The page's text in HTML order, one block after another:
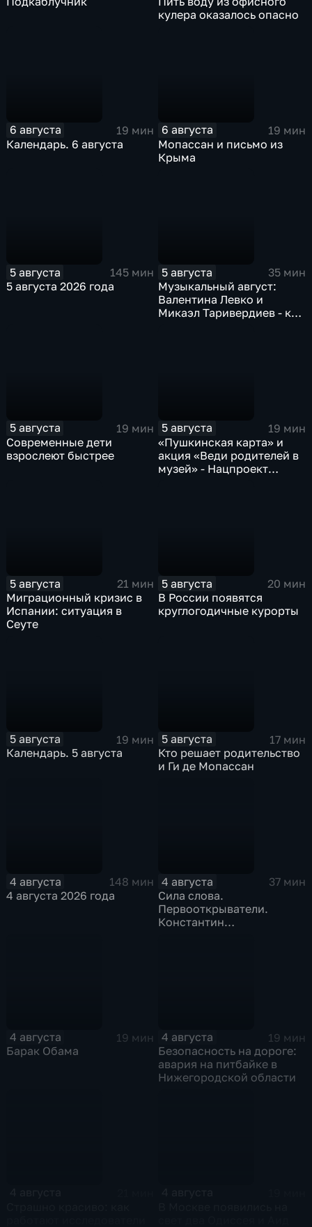
кулера оказалось опасно
6 августа
19 мин
Календарь. 6 августа
6 августа
19 мин
Мопассан и письмо из
Крыма
5 августа
145 мин
5 августа 2026 года
5 августа
35 мин
Музыкальный август:
Валентина Левко и
Микаэл Таривердиев - как
5 августа
19 мин
Современные дети
взрослеют быстрее
5 августа
19 мин
«Пушкинская карта» и
акция «Веди родителей в
музей» - Нацпроект
5 августа
21 мин
Миграционный кризис в
Испании: ситуация в
Сеуте
5 августа
20 мин
В России появятся
круглогодичные курорты
5 августа
19 мин
Календарь. 5 августа
5 августа
17 мин
Кто решает родительство
и Ги де Мопассан
4 августа
148 мин
4 августа 2026 года
4 августа
37 мин
Сила слова.
Первооткрыватели.
Константин
4 августа
19 мин
Барак Обама
4 августа
19 мин
Безопасность на дороге:
авария на питбайке в
Нижегородской области